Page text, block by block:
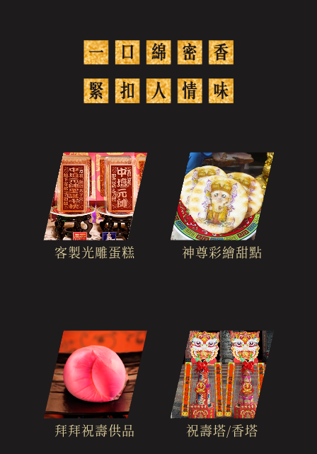
客製光雕蛋糕 神尊彩繪甜點
拜拜祝壽供品 祝壽塔/香塔